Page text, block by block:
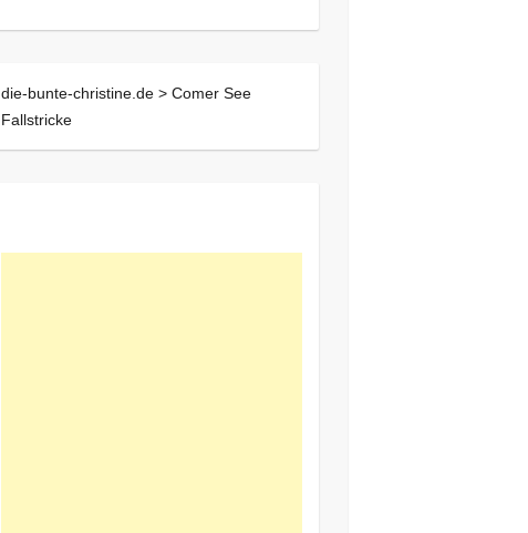
die-bunte-christine.de > Comer See
Fallstricke